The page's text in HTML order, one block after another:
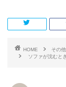
HOME
その他
ソファが沈むと